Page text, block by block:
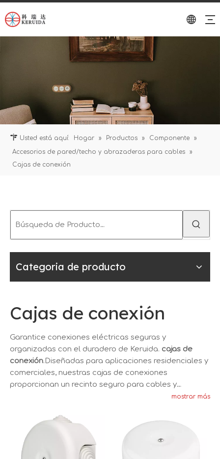
Usted está aquí: Hogar » Productos » Componente
»
Accesorios de pared/techo y abrazaderas para cables
»
Cajas de conexión
Categoria de producto
Cajas de conexión
Garantice conexiones eléctricas seguras y
organizadas con el duradero de Keruida. cajas de
conexión.Diseñadas para aplicaciones residenciales y
comerciales, nuestras cajas de conexiones
proporcionan un recinto seguro para cables y
conexiones eléctricas.Elija entre una selección de
cumplir con sus requisitos de instalación específicos
con confianza.
mostrar más